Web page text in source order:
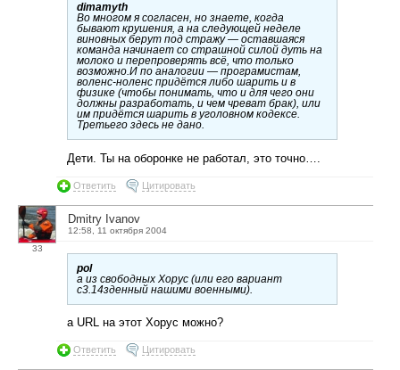
dimamyth
Во многом я согласен, но знаете, когда
бывают крушения, а на следующей неделе
виновных берут под стражу — оставшаяся
команда начинает со страшной силой дуть на
молоко и перепроверять всё, что только
возможно.И по аналогии — програмистам,
воленс-ноленс придётся либо шарить и в
физике (чтобы понимать, что и для чего они
должны разработать, и чем чреват брак), или
им придётся шарить в уголовном кодексе.
Третьего здесь не дано.
Дети. Ты на оборонке не работал, это точно….
Ответить Цитировать
33
Dmitry Ivanov
12:58, 11 октября 2004
pol
а из свободных Хорус (или его вариант
с3.14зденный нашими военными).
а URL на этот Хорус можно?
Ответить Цитировать